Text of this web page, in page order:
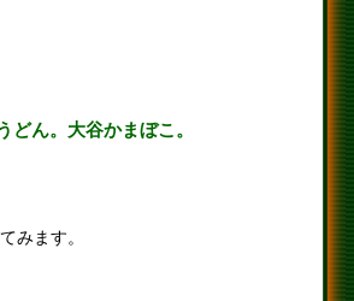
ん。大谷かまぼこ。
みます。